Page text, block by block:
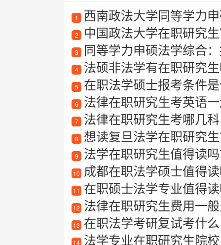
1 西南政法大学同等学力
2 中国政法大学在职研究
3 同等学力申硕法学综合
4 法硕非法学有在职研究
5 在职法学硕士报考条件
6 法律在职研究生考英语
7 法律在职研究生考哪几科
8 想读复旦法学在职研究
9 法学在职研究生值得读
10 成都在职法学硕士值得
11 在职硕士法学专业值得
12 法律在职研究生费用一
13 在职法学考研复试考什么
14 法学专业在职研究生院校